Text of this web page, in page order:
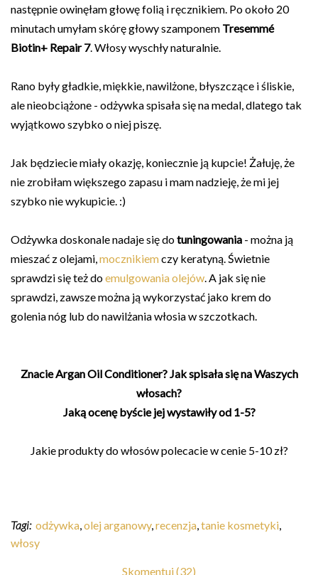
następnie owinęłam głowę folią i ręcznikiem. Po około 20
minutach umyłam skórę głowy szamponem Tresemmé
Biotin+ Repair 7. Włosy wyschły naturalnie.
Rano były gładkie, miękkie, nawilżone, błyszczące i śliskie,
ale nieobciążone - odżywka spisała się na medal, dlatego tak
wyjątkowo szybko o niej piszę.
Jak będziecie miały okazję, koniecznie ją kupcie! Żałuję, że
nie zrobiłam większego zapasu i mam nadzieję, że mi jej
szybko nie wykupicie. :)
Odżywka doskonale nadaje się dotuningowania - można ją
mieszać z olejami,mocznikiemczy keratyną. Świetnie
sprawdzi się też doemulgowania olejów. A jak się nie
sprawdzi, zawsze można ją wykorzystać jako krem do
golenia nóg lub do nawilżania włosia w szczotkach.
Znacie Argan Oil Conditioner? Jak spisała się na Waszych
włosach?
Jaką ocenę byście jej wystawiły od 1-5?
Jakie produkty do włosów polecacie w cenie 5-10 zł?
Tagi: odżywka,olej arganowy,recenzja,tanie kosmetyki,
włosy
Skomentuj (32)